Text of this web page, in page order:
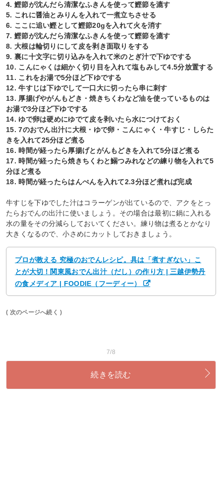
4. 鰹節が沈んだら清潔なふきんを使って鰹節を漉す
5. これに醤油とみりんを入れて一煮立ちさせる
6. ここに追い鰹として鰹節20gを入れて火を消す
7. 鰹節が沈んだら清潔なふきんを使って鰹節を漉す
8. 大根は輪切りにして皮を剥き面取りをする
9. 裏に十文字に切り込みを入れて米のとぎ汁で下ゆでする
10. こんにゃくは細かく切り目を入れて塩もみして4.5分放置する
11. これをお湯で5分ほど下ゆでする
12. 牛すじは下ゆでして一口大に切ったら串に刺す
13. 厚揚げやがんもどき・焼きちくわなど油を使っているものは
お湯で3分ほど下ゆでする
14. ゆで卵は硬めにゆでて皮を剥いたら水につけておく
15. 7のおでん出汁に大根・ゆで卵・こんにゃく・牛すじ・しらた
きを入れて25分ほど煮る
16. 時間が経ったら厚揚げとがんもどきを入れて5分ほど煮る
17. 時間が経ったら焼きちくわと鰯つみれなどの練り物を入れて5
分ほど煮る
18. 時間が経ったらはんぺんを入れて2.3分ほど煮れば完成
牛すじを下ゆでした汁はコラーゲンが出ているので、アクをとっ
たらおでんの出汁に使いましょう。その場合は最初に鍋に入れる
水の量をその分減らしておいてください。練り物は煮るとかなり
大きくなるので、小さめにカットしておきましょう。
プロが教える 究極のおでんレシピ。具は「煮すぎない」こ
とが大切！関東風おでん出汁（だし）の作り方 | 三越伊勢丹
の食メディア | FOODIE（フーディー）
( 次のページへ続く )
7/8
続きを読む